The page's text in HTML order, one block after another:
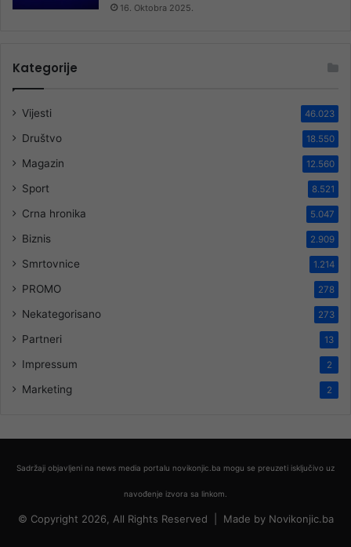
16. Oktobra 2025.
Kategorije
Vijesti 46.023
Društvo 18.550
Magazin 12.560
Sport 8.521
Crna hronika 5.047
Biznis 2.909
Smrtovnice 1.214
PROMO 278
Nekategorisano 273
Partneri 13
Impressum 2
Marketing 2
Sadržaji objavljeni na news media portalu novikonjic.ba mogu se preuzeti isključivo uz
navođenje izvora sa linkom.
© Copyright 2026, All Rights Reserved | Made by Novikonjic.ba